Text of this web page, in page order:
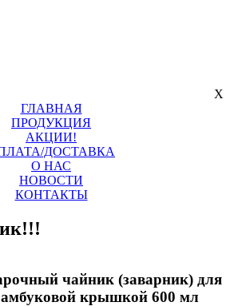
X
ГЛАВНАЯ
ПРОДУКЦИЯ
АКЦИИ!
ДОСТАВКА
О НАС
НОВОСТИ
КОНТАКТЫ
чайник (заварник) для
крышкой 600 мл